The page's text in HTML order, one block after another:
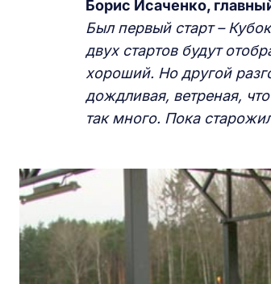
Борис Исаченко,
Был первый старт –
двух стартов будут
хороший. Но другой
дождливая, ветреная,
так много. Пока